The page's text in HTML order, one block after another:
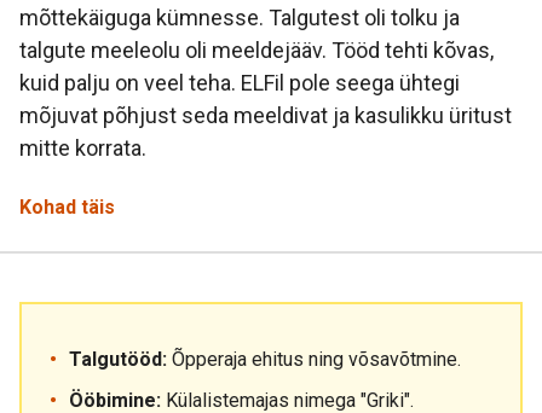
mõttekäiguga kümnesse. Talgutest oli tolku ja
talgute meeleolu oli meeldejääv. Tööd tehti kõvas,
kuid palju on veel teha. ELFil pole seega ühtegi
mõjuvat põhjust seda meeldivat ja kasulikku üritust
mitte korrata.
Kohad täis
Talgutööd: Õpperaja ehitus ning võsavõtmine.
Ööbimine: Külalistemajas nimega "Griki".